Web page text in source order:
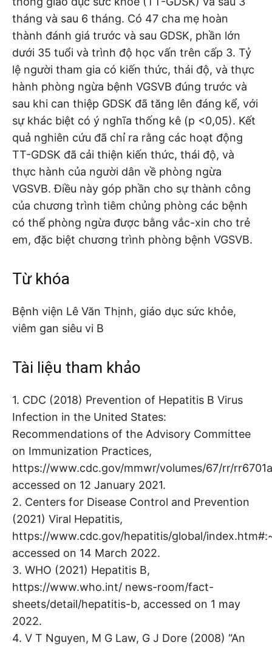
tháng và sau 6 tháng. Có 47 cha mẹ hoàn
thành đánh giá trước và sau GDSK, phần lớn
dưới 35 tuổi và trình độ học vấn trên cấp 3. Tỷ
lệ người tham gia có kiến thức, thái độ, và thực
hành phòng ngừa bệnh VGSVB đúng trước và
sau khi can thiệp GDSK đã tăng lên đáng kể, với
sự khác biệt có ý nghĩa thống kê (p <0,05). Kết
quả nghiên cứu đã chỉ ra rằng các hoạt động
TT-GDSK đã cải thiện kiến thức, thái độ, và
thực hành của người dân về phòng ngừa
VGSVB. Điều này góp phần cho sự thành công
của chương trình tiêm chủng phòng các bệnh
có thể phòng ngừa được bằng vắc-xin cho trẻ
em, đặc biệt chương trình phòng bệnh VGSVB.
Từ khóa
Bệnh viện Lê Văn Thịnh, giáo dục sức khỏe,
viêm gan siêu vi B
Tài liệu tham khảo
1. CDC (2018) Prevention of Hepatitis B Virus
Infection in the United States:
Recommendations of the Advisory Committee
on Immunization Practices,
https://www.cdc.gov/mmwr/volumes/67/rr/
accessed on 12 January 2021.
2. Centers for Disease Control and Prevention
(2021) Viral Hepatitis,
https://www.cdc.gov/hepatitis/global/
accessed on 14 March 2022.
3. WHO (2021) Hepatitis B,
https://www.who.int/ news-room/fact-
sheets/detail/hepatitis-b, accessed on 1 may
2022.
4. V T Nguyen, M G Law, G J Dore (2008) “An